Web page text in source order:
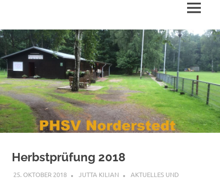
MENÜ
Herbstprüfung 2018
25. OKTOBER 2018 JUTTA KILIAN
AKTUELLES UND